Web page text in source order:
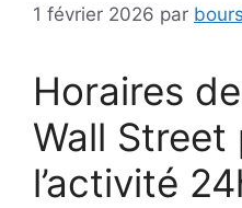
1 février 2026 par
Horaires
Wall Street
l’activité